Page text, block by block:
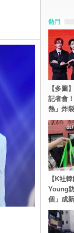
熱門
【多圖
記者會
熱」炸
【K社
Young
個」成